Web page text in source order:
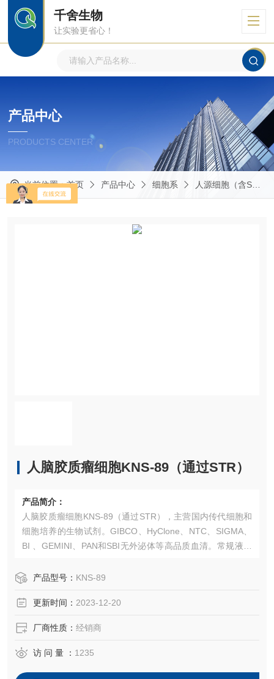
千舍生物
让实验更省心！
产品中心
PRODUCTS CENTER
当前位置：首页 产品中心 细胞系 人源细胞（含STR鉴定）
人脑胶质瘤细胞KNS-89（通过STR）
产品简介：
人脑胶质瘤细胞KNS-89（通过STR），主营国内传代细胞和
细胞培养的生物试剂。GIBCO、HyClone、NTC、SIGMA、
BI 、GEMINI、PAN和SBI无外泌体等高品质血清。常规液体
试剂盒、Sigma等产品。
货 号：900-108、100-500、100-512（人AB血清）
产品型号： KNS-89
更新时间： 2023-12-20
厂商性质： 经销商
访 问 量 ： 1235